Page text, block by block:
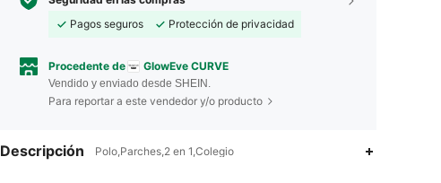
Pagos seguros
Protección de privacidad
Procedente de GlowEve CURVE
Vendido y enviado desde SHEIN.
Para reportar a este vendedor y/o producto
Descripción Polo,Parches,2 en 1,Colegio